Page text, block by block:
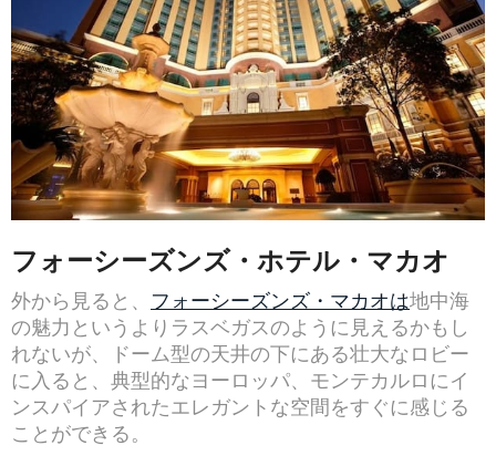
フォーシーズンズ・ホテル・マカオ
外から見ると、 フォーシーズンズ・マカオは地中海
の魅力というよりラスベガスのように見えるかもし
れないが、ドーム型の天井の下にある壮大なロビー
に入ると、典型的なヨーロッパ、モンテカルロにイ
ンスパイアされたエレガントな空間をすぐに感じる
ことができる。